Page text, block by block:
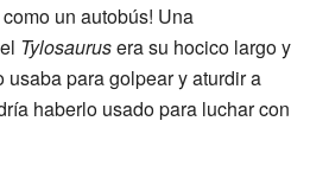
un autobús! Una
Tylosaurusera su hocico largo y
para golpear y aturdir a
haberlo usado para luchar con